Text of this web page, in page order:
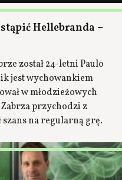
Hellebranda –
został 24-letni Paulo
jest wychowankiem
w młodzieżowych
przychodzi z
szans na regularną grę.